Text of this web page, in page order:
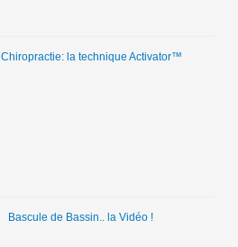
Chiropractie: la technique Activator™
Bascule de Bassin.. la Vidéo !